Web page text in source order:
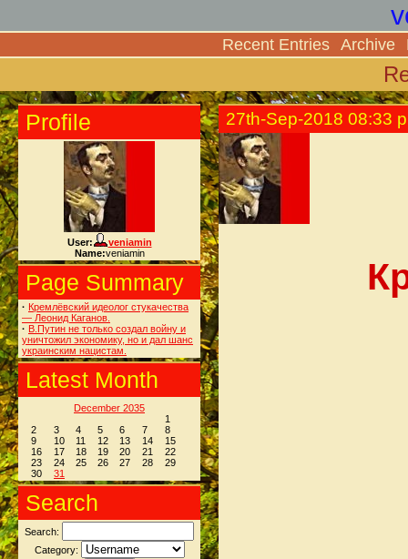
Recent Entries Archive
Profile
User:
veniamin
Name:veniamin
Page Summary
· Кремлёвский идеолог стукачества
— Леонид Каганов.
· В.Путин не только создал войну и
уничтожил экономику, но и дал шанс
украинским нацистам.
Latest Month
December 2035
1
2
3 4 5 6 7
8
9
10 11 12 13 14
15
16
17 18 19 20 21
22
23
24 25 26 27 28
29
30
31
Search
Search:
Category:
27th-Sep-2018 08:33